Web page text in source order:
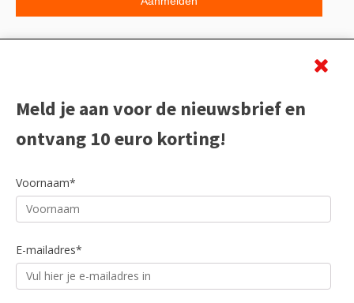
Meld je aan voor de nieuwsbrief en
ontvang 10 euro korting!
Voornaam*
E-mailadres*